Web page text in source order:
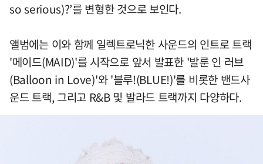
so serious)?’를 변형한 것으로 보인다.
앨범에는 이와 함께 일렉트로닉한 사운드의 인트로 트랙
'메이드(MAID)'를 시작으로 앞서 발표한 '발룬 인 러브
(Balloon in Love)'와 '블루!(BLUE!)'를 비롯한 밴드사
운드 트랙, 그리고 R&B 및 발라드 트랙까지 다양하다.